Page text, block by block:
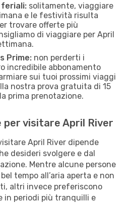
feriali: solitamente, viaggiare
e le festività risulta
trovare offerte più
di viaggiare per April
Prime: non perderti i
incredibile abbonamento
sui tuoi prossimi viaggi
nostra prova gratuita di 15
prima prenotazione.
per visitare April River
April River dipende
desideri svolgere e dal
Mentre alcune persone
tempo all’aria aperta e non
altri invece preferiscono
in periodi più tranquilli e